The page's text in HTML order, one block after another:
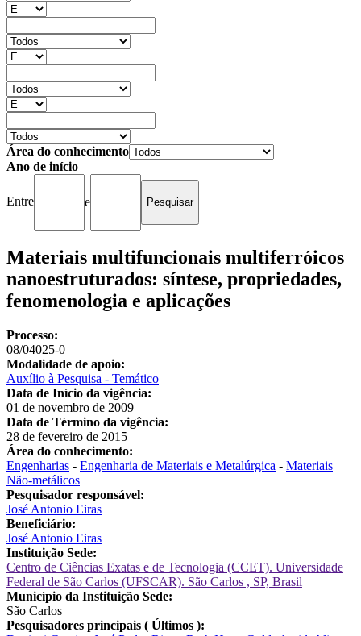
Área do conhecimento
Ano de início
Entre e
Materiais multifuncionais multiferróicos
nanoestruturados: síntese, propriedades,
fenomenologia e aplicações
Processo:
08/04025-0
Modalidade de apoio:
Auxílio à Pesquisa - Temático
Data de Início da vigência:
01 de novembro de 2009
Data de Término da vigência:
28 de fevereiro de 2015
Área do conhecimento:
Engenharias - Engenharia de Materiais e Metalúrgica - Materiais
Não-metálicos
Pesquisador responsável:
José Antonio Eiras
Beneficiário:
José Antonio Eiras
Instituição Sede:
Centro de Ciências Exatas e de Tecnologia (CCET). Universidade
Federal de São Carlos (UFSCAR). São Carlos , SP, Brasil
Município da Instituição Sede:
São Carlos
Pesquisadores principais ( Últimos ):